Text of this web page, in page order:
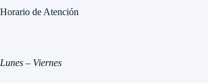
Horario de Atención
Lunes – Viernes